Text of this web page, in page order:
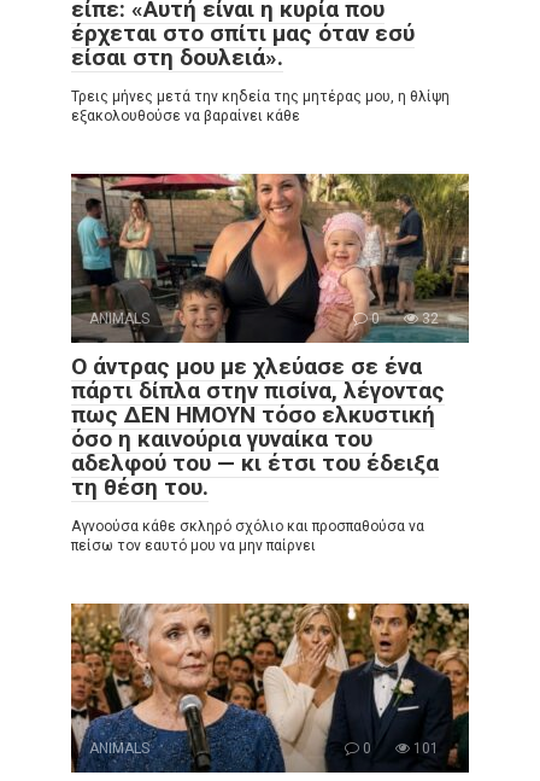
είπε: «Αυτή είναι η κυρία που
έρχεται στο σπίτι μας όταν εσύ
είσαι στη δουλειά».
Τρεις μήνες μετά την κηδεία της μητέρας μου, η θλίψη
εξακολουθούσε να βαραίνει κάθε
ANIMALS 0 32
Ο άντρας μου με χλεύασε σε ένα
πάρτι δίπλα στην πισίνα, λέγοντας
πως ΔΕΝ ΗΜΟΥΝ τόσο ελκυστική
όσο η καινούρια γυναίκα του
αδελφού του — κι έτσι του έδειξα
τη θέση του.
Αγνοούσα κάθε σκληρό σχόλιο και προσπαθούσα να
πείσω τον εαυτό μου να μην παίρνει
ANIMALS 0 101